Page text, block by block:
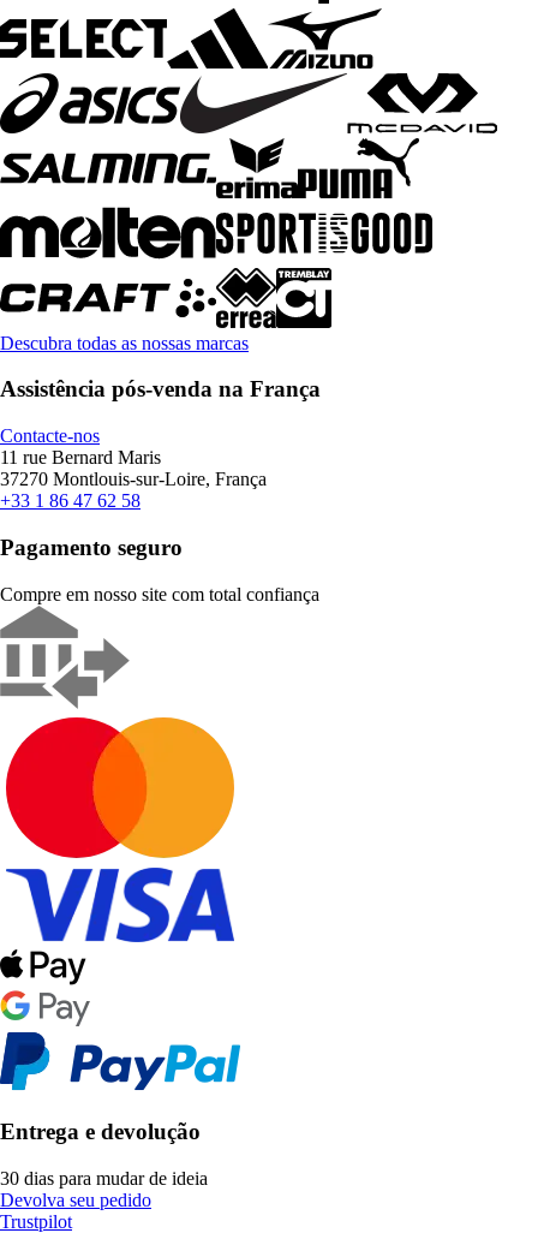
Descubra todas as nossas marcas
Assistência pós-venda na França
Contacte-nos
11 rue Bernard Maris
37270 Montlouis-sur-Loire, França
+33 1 86 47 62 58
Pagamento seguro
Compre em nosso site com total confiança
Entrega e devolução
30 dias para mudar de ideia
Devolva seu pedido
Trustpilot